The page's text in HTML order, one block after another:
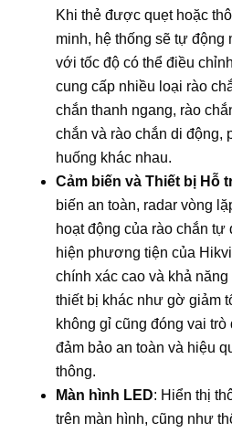
Khi thẻ được quẹt hoặc
minh, hệ thống sẽ tự động
với tốc độ có thể điều
cung cấp nhiều loại rào
chắn thanh ngang, rào
chắn và rào chắn di động,
huống khác nhau.
Cảm biến và Thiết bị Hỗ
biến an toàn, radar vòng
hoạt động của rào chắn tự
hiện phương tiện của
chính xác cao và khả
thiết bị khác như gờ giảm
không gỉ cũng đóng vai
đảm bảo an toàn và hiệu
thông.
Màn hình LED: Hiển thị
trên màn hình, cũng như